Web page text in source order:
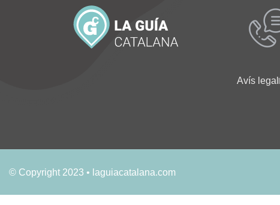
Avís legal
© Copyright 2023 • laguiacatalana.com